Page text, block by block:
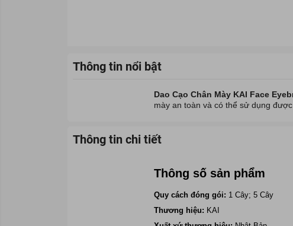
Thông tin nổi bật
Dao Cạo Chân Mày KAI Face
mày an toàn và có thể sử dụng
Thông tin chi tiết
Thông số sản phẩm
Quy cách đóng gói: 1 Cây; 5 Cây
Thương hiệu: KAI